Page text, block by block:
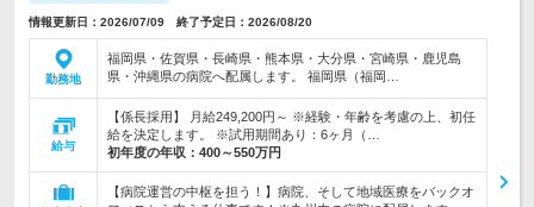
情報更新日：2026/07/09 終了予定日：2026/08/20
勤務地
福岡県・佐賀県・長崎県・熊本県・大分県・宮崎県・鹿児島
県・沖縄県の病院へ配属します。 福岡県（福岡…
給与
【係長採用】 月給249,200円～ ※経験・年齢を考慮の上、初任
給を決定します。 ※試用期間あり：6ヶ月（…
初年度の年収： 400～550万円
【病院運営の中枢を担う！】病院、そして地域医療をバックオ